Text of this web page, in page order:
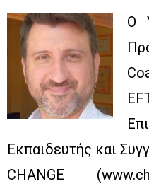
Ο
Εκπαιδευτής και
CHANGE